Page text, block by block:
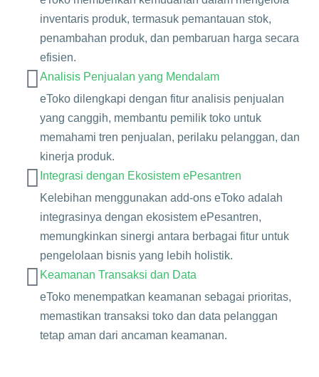
inventaris produk, termasuk pemantauan stok,
penambahan produk, dan pembaruan harga secara
efisien.
Analisis Penjualan yang Mendalam
eToko dilengkapi dengan fitur analisis penjualan
yang canggih, membantu pemilik toko untuk
memahami tren penjualan, perilaku pelanggan, dan
kinerja produk.
Integrasi dengan Ekosistem ePesantren
Kelebihan menggunakan add-ons eToko adalah
integrasinya dengan ekosistem ePesantren,
memungkinkan sinergi antara berbagai fitur untuk
pengelolaan bisnis yang lebih holistik.
Keamanan Transaksi dan Data
eToko menempatkan keamanan sebagai prioritas,
memastikan transaksi toko dan data pelanggan
tetap aman dari ancaman keamanan.